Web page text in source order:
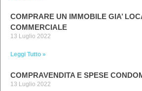
COMPRARE UN IMMOBILE GIA’
COMMERCIALE
13 Luglio 2022
Leggi Tutto »
COMPRAVENDITA E SPESE
13 Luglio 2022